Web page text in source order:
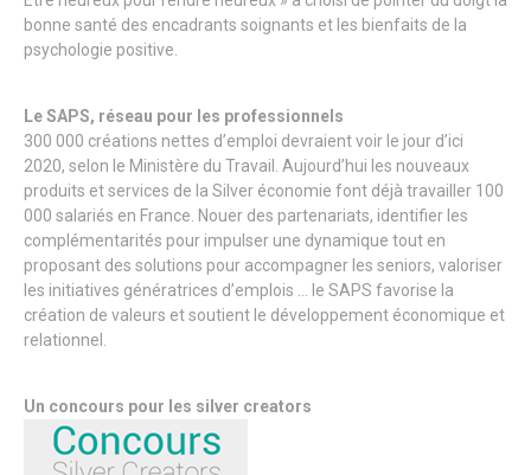
bonne santé des encadrants soignants et les bienfaits de la
psychologie positive.
Le SAPS, réseau pour les professionnels
300 000 créations nettes d’emploi devraient voir le jour d’ici
2020, selon le Ministère du Travail. Aujourd’hui les nouveaux
produits et services de la Silver économie font déjà travailler 100
000 salariés en France. Nouer des partenariats, identifier les
complémentarités pour impulser une dynamique tout en
proposant des solutions pour accompagner les seniors, valoriser
les initiatives génératrices d’emplois … le SAPS favorise la
création de valeurs et soutient le développement économique et
relationnel.
Un concours pour les silver creators